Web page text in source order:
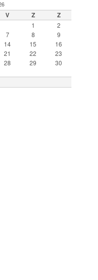
V Z Z
1
2
7 8
9
14 15
16
21 22
23
28 29
30